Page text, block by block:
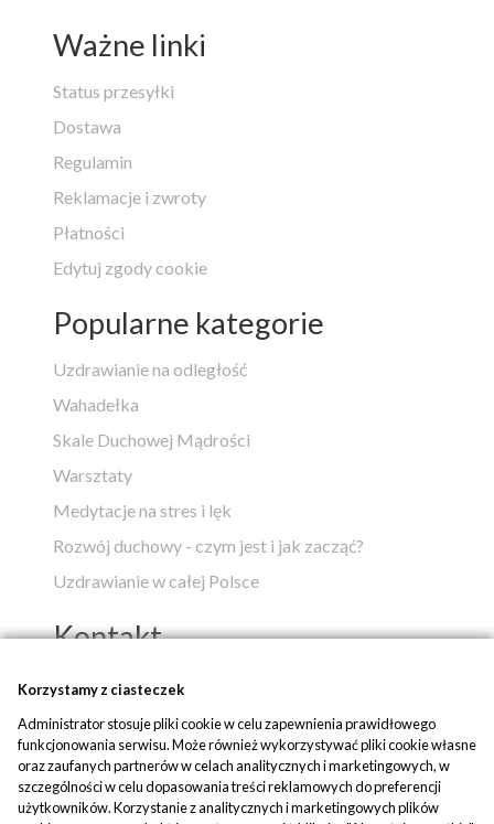
Ważne linki
Status przesyłki
Dostawa
Regulamin
Reklamacje i zwroty
Płatności
Edytuj zgody cookie
Popularne kategorie
Uzdrawianie na odległość
Wahadełka
Skale Duchowej Mądrości
Warsztaty
Medytacje na stres i lęk
Rozwój duchowy - czym jest i jak zacząć?
Uzdrawianie w całej Polsce
Kontakt
Popko - Centrum Medytacji i Uzdrawiania
ul. Piaskowa 1
42-700 Rusinowice
tel:+48 509 580 042
Korzystamy z ciasteczek
Administrator stosuje pliki cookie w celu zapewnienia prawidłowego
funkcjonowania serwisu. Może również wykorzystywać pliki cookie własne
oraz zaufanych partnerów w celach analitycznych i marketingowych, w
szczególności w celu dopasowania treści reklamowych do preferencji
użytkowników. Korzystanie z analitycznych i marketingowych plików